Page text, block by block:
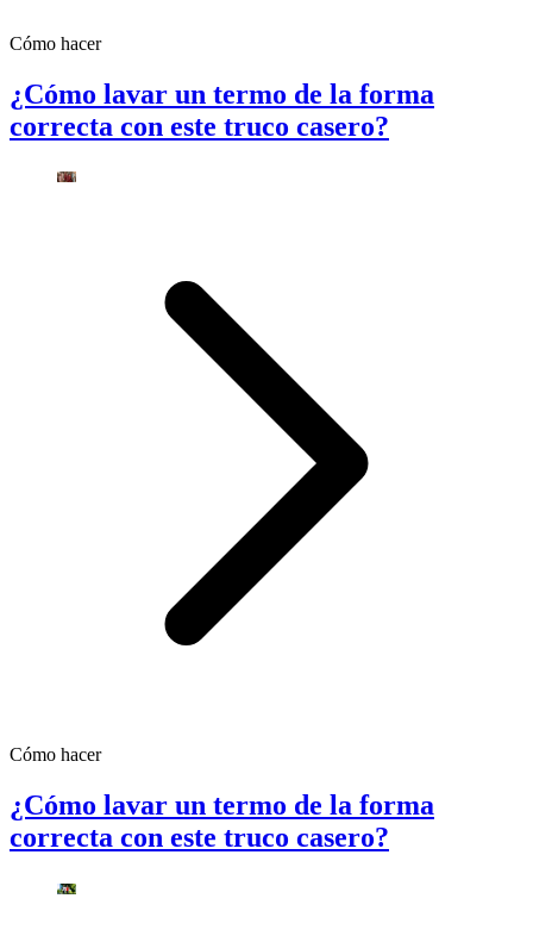
Cómo hacer
¿Cómo lavar un termo de la forma
correcta con este truco casero?
Cómo hacer
¿Cómo lavar un termo de la forma
correcta con este truco casero?